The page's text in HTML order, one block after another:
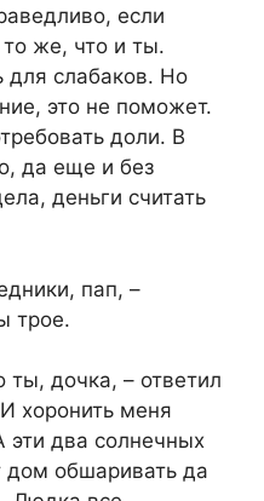
если
же, что и ты.
для слабаков. Но
это не поможет.
доли. В
да еще и без
деньги считать
пап, –
трое.
дочка, – ответил
хоронить меня
эти два солнечных
дом обшаривать да